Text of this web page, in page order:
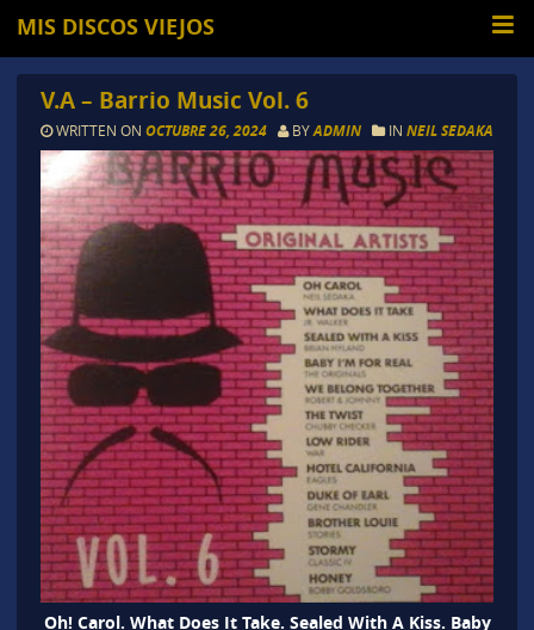
MIS DISCOS VIEJOS
V.A – Barrio Music Vol. 6
WRITTEN ON OCTUBRE 26, 2024 BYADMIN IN NEIL SEDAKA
Oh! Carol. What Does It Take. Sealed With A Kiss. Baby